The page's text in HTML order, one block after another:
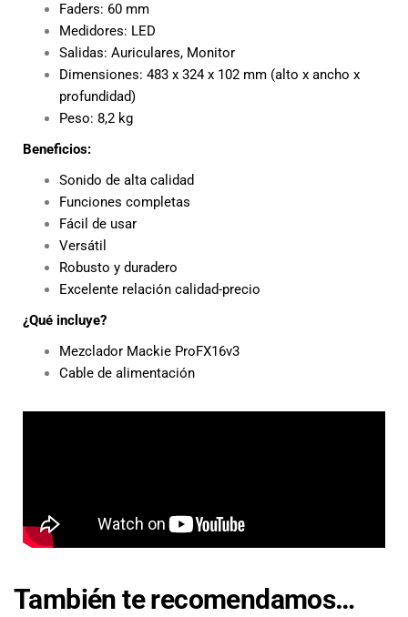
Faders: 60 mm
Medidores: LED
Salidas: Auriculares, Monitor
Dimensiones: 483 x 324 x 102 mm (alto x ancho x
profundidad)
Peso: 8,2 kg
Beneficios:
Sonido de alta calidad
Funciones completas
Fácil de usar
Versátil
Robusto y duradero
Excelente relación calidad-precio
¿Qué incluye?
Mezclador Mackie ProFX16v3
Cable de alimentación
También te recomendamos…